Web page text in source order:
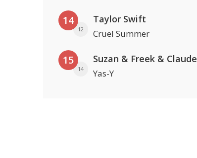
14
12
Taylor Swift
Cruel Summer
15
14
Suzan & Freek & Claude
Yas-Y